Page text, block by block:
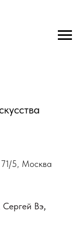
71/5, Москва
Сергей Вэ,